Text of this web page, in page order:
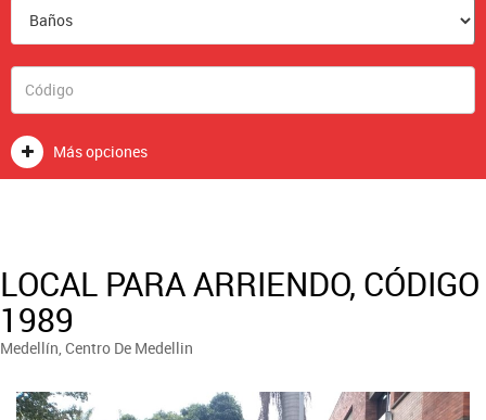
Más opciones
LOCAL PARA ARRIENDO, CÓDIGO
1989
Medellín, Centro De Medellin